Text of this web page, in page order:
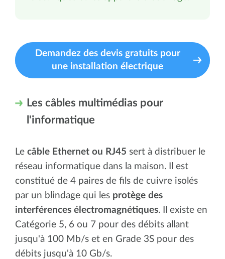
Demandez des devis gratuits pour
une installation électrique
Les câbles multimédias pour
l'informatique
Le câble Ethernet ou RJ45 sert à distribuer le
réseau informatique dans la maison. Il est
constitué de 4 paires de fils de cuivre isolés
par un blindage qui les protège des
interférences électromagnétiques. Il existe en
Catégorie 5, 6 ou 7 pour des débits allant
jusqu'à 100 Mb/s et en Grade 3S pour des
débits jusqu'à 10 Gb/s.